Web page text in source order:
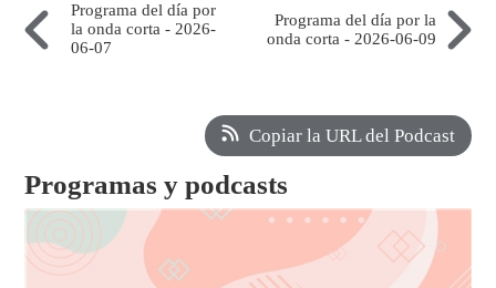
Programa del día por
la onda corta - 2026-
06-07
Programa del día por la
onda corta - 2026-06-09
Copiar la URL del Podcast
Programas y podcasts